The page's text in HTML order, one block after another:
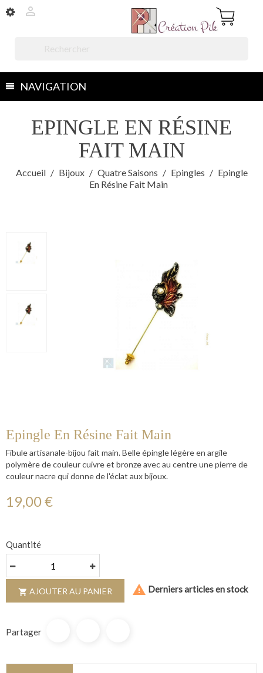


NAVIGATION
EPINGLE EN RÉSINE
FAIT MAIN
Accueil Bijoux Quatre Saisons Epingles
Epingle
En Résine Fait Main
Epingle En Résine Fait Main
Fibule artisanale-bijou fait main. Belle épingle légère en argile
polymère de couleur cuivre et bronze avec au centre une pierre de
couleur nacre qui donne de l'éclat aux bijoux.
19,00 €
Quantité
 AJOUTER AU PANIER  Derniers articles en stock
Partager